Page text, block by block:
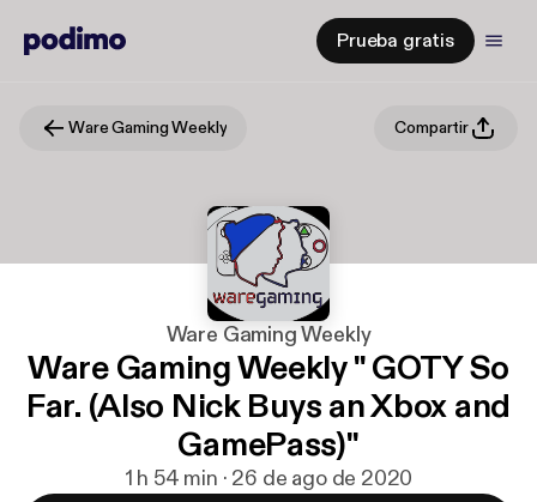
Prueba gratis
Ware Gaming Weekly Compartir
Ware Gaming Weekly
Ware Gaming Weekly " GOTY So
Far. (Also Nick Buys an Xbox and
GamePass)"
1 h 54 min · 26 de ago de 2020